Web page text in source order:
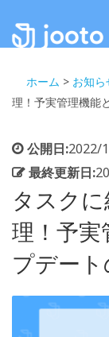
ホーム > お知ら
理！予実管理機能
公開日:2022/
最終更新日:
タスク
理！予実
プデー